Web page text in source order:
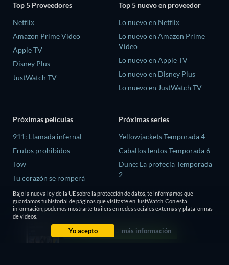
Top 5 Proveedores
Netflix
Amazon Prime Video
Apple TV
Disney Plus
JustWatch TV
Top 5 nuevo en proveedor
Lo nuevo en Netflix
Lo nuevo en Amazon Prime
Video
Lo nuevo en Apple TV
Lo nuevo en Disney Plus
Lo nuevo en JustWatch TV
Próximas películas
911: Llamada infernal
Frutos prohibidos
Tow
Tu corazón se romperá
Tiempo de victoria
Próximas series
Yellowjackets Temporada 4
Caballos lentos Temporada 6
Dune: La profecía Temporada
2
The Gentlemen: La serie
Temporada 2
El amor es ciego: Reino Unido
Bajo la nueva ley de la UE sobre la protección de datos, te informamos que
guardamos tu historial de páginas que visitaste en JustWatch. Con esta
información, podemos mostrarte trailers en redes sociales externas y plataformas
de videos.
Yo acepto más información